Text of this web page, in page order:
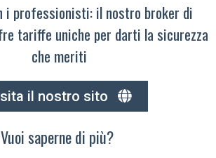
i professionisti: il nostro broker di
tariffe uniche per darti la sicurezza
che meriti
il nostro sito
Vuoi saperne di più?